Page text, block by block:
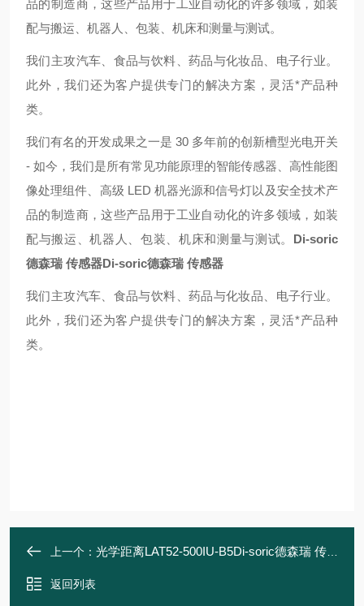
品的制造商，这些产品用于工业自动化的许多领域，如装
配与搬运、机器人、包装、机床和测量与测试。
我们主攻汽车、食品与饮料、药品与化妆品、电子行业。
此外，我们还为客户提供专门的解决方案，灵活*产品种
类。
我们有名的开发成果之一是 30 多年前的创新槽型光电开关
- 如今，我们是所有常见功能原理的智能传感器、高性能图
像处理组件、高级 LED 机器光源和信号灯以及安全技术产
品的制造商，这些产品用于工业自动化的许多领域，如装
配与搬运、机器人、包装、机床和测量与测试。 Di-soric
德森瑞 传感器Di-soric德森瑞 传感器
我们主攻汽车、食品与饮料、药品与化妆品、电子行业。
此外，我们还为客户提供专门的解决方案，灵活*产品种
类。
上一个： 光学距离LAT52-500IU-B5Di-soric德森瑞 传感器
返回列表